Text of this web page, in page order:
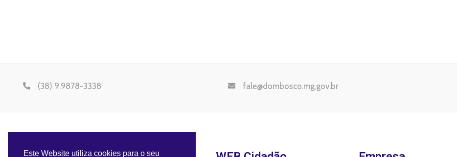
(38) 9.9878-3338 fale@dombosco.mg.gov.br
Este Website utiliza cookies para o seu